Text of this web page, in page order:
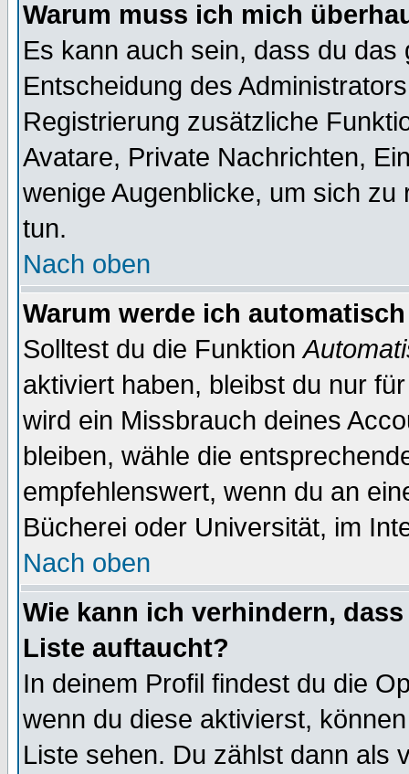
Warum muss ich mich
Es kann auch sein, dass du
Entscheidung des
Registrierung zusätzliche
Avatare, Private Nachrichten,
wenige Augenblicke, um sich
tun.
Nach oben
Warum werde ich
Solltest du die Funktion
aktiviert haben, bleibst du nur
wird ein Missbrauch deines
bleiben, wähle die
empfehlenswert, wenn du an
Bücherei oder Universität, im
Nach oben
Wie kann ich verhindern,
Liste auftaucht?
In deinem Profil findest du die
wenn du diese aktivierst,
Liste sehen. Du zählst dann als